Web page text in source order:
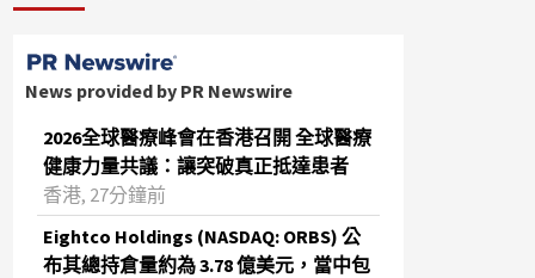
News provided by PR Newswire
2026全球醫療峰會在香港召開 全球醫療
健康力量共議：讓突破真正抵達患者
香港, 27分鐘前
Eightco Holdings (NASDAQ: ORBS) 公
布其總持倉量約為 3.78 億美元，當中包